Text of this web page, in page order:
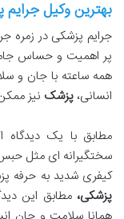
بهترین وکیل
جرایم پزشکی در زمره
پر اهمیت و حساس
همه ساعته با جان و
انسانی، پزشک نیز
مطابق با یک دیدگاه
سختگیرانه ای مثل
کیفری شدید به حرفه
پزشکی، مطابق این